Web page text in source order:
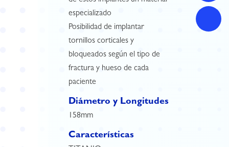
especializado
Posibilidad de implantar
tornillos corticales y
bloqueados según el tipo de
fractura y hueso de cada
paciente
Diámetro y Longitudes
158mm
Características